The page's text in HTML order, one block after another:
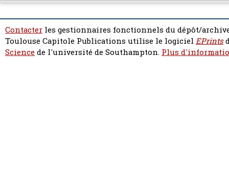
Contacter les gestionnaires fonctionnels du dépôt/
Toulouse Capitole Publications utilise le logiciel EPrints
Sciencede l'université de Southampton. Plus